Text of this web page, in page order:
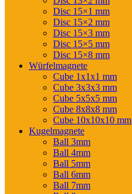
Disc 15×1 mm
Disc 15×2 mm
Disc 15×3 mm
Disc 15×5 mm
Disc 15×8 mm
Würfelmagnete
Cube 1x1x1 mm
Cube 3x3x3 mm
Cube 5x5x5 mm
Cube 8x8x8 mm
Cube 10x10x10 mm
Kugelmagnete
Ball 3mm
Ball 4mm
Ball 5mm
Ball 6mm
Ball 7mm